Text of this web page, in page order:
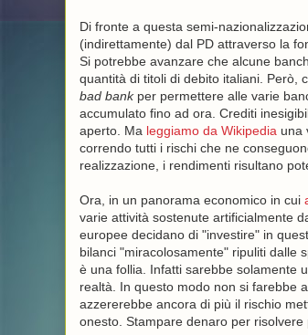
Di fronte a questa semi-
(indirettamente) dal PD attraverso la
Si potrebbe avanzare che alcune
quantità di titoli di debito italiani. Però,
bad bankper permettere alle varie
accumulato fino ad ora. Crediti
aperto. Ma leggiamo da Wikipedia una
correndo tutti i rischi che ne
realizzazione, i rendimenti risultano
Ora, in un panorama economico in cui
varie attività sostenute artificialmente
europee decidano di "investire" in
bilanci "miracolosamente" ripuliti dalle
è una follia. Infatti sarebbe solamente
realtà. In questo modo non si farebbe
azzererebbe ancora di più il rischio
onesto. Stampare denaro per